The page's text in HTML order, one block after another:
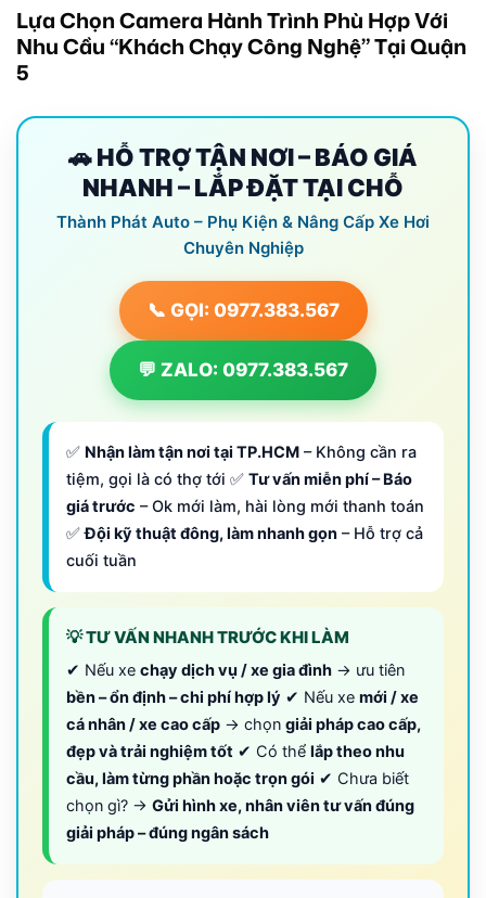
Lựa Chọn Camera Hành Trình Phù Hợp Với
Nhu Cầu “Khách Chạy Công Nghệ” Tại Quận
5
🚗 HỖ TRỢ TẬN NƠI – BÁO GIÁ
NHANH – LẮP ĐẶT TẠI CHỖ
Thành Phát Auto – Phụ Kiện & Nâng Cấp Xe Hơi
Chuyên Nghiệp
📞 GỌI: 0977.383.567
💬 ZALO: 0977.383.567
✅ Nhận làm tận nơi tại TP.HCM – Không cần ra
tiệm, gọi là có thợ tới ✅ Tư vấn miễn phí – Báo
giá trước – Ok mới làm, hài lòng mới thanh toán
✅Đội kỹ thuật đông, làm nhanh gọn – Hỗ trợ cả
cuối tuần
💡 TƯ VẤN NHANH TRƯỚC KHI LÀM
✔ Nếu xe chạy dịch vụ / xe gia đình → ưu tiên
bền – ổn định – chi phí hợp lý ✔ Nếu xe mới / xe
cá nhân / xe cao cấp → chọn giải pháp cao cấp,
đẹp và trải nghiệm tốt ✔ Có thể lắp theo nhu
cầu, làm từng phần hoặc trọn gói ✔ Chưa biết
chọn gì? → Gửi hình xe, nhân viên tư vấn đúng
giải pháp – đúng ngân sách